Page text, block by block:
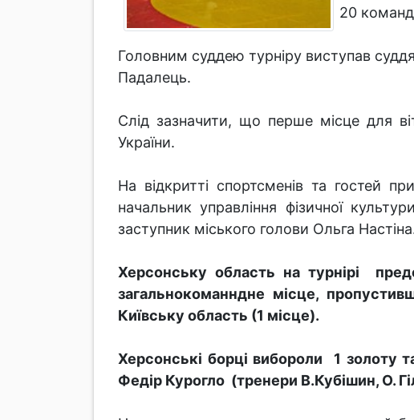
20 команд
Головним суддею турніру виступав
Падалець.
Слід зазначити, що перше місце для
України.
На відкритті спортсменів та гостей
начальник управління фізичної
заступник міського голови Ольга
Херсонську область на турнірі
загальнокоманндне місце,
Київську область (1 місце).
Херсонські борці вибороли 1 золоту
Федір Курогло (тренери В.Кубішин, О.